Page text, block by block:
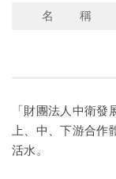
名 稱
「財團法人中衛
上、中、下游合
活水。